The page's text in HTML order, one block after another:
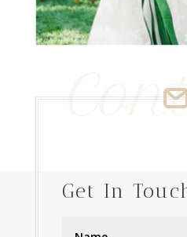
Get In